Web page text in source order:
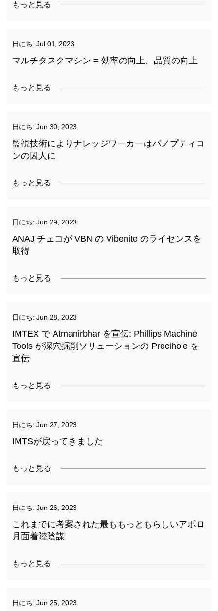
もっと見る
日にち: Jul 01, 2023
マルチタスクマシン = 効率の向上、品質の向上
もっと見る
日にち: Jun 30, 2023
監視技術によりナレッジワーカーはパノプティコ
ンの囚人に
もっと見る
日にち: Jun 29, 2023
ANAJ チェコが VBN の Vibenite のライセンスを
取得
もっと見る
日にち: Jun 28, 2023
IMTEX で Atmanirbhar を宣伝: Phillips Machine
Tools が深穴掘削ソリューションの Precihole を
宣伝
もっと見る
日にち: Jun 27, 2023
IMTSが戻ってきました
もっと見る
日にち: Jun 26, 2023
これまでに考案された最ももっともらしいアポロ
月面着陸陰謀
もっと見る
日にち: Jun 25, 2023